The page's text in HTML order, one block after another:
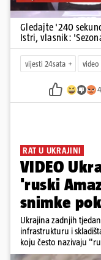
Gledajte '240
Istri, vlasnik:
vijesti 24sata video
4
RAT U UKRAJINI
VIDEO
'ruski
snimke
Ukrajina zadnjih
infrastrukturu i
koju često nazivaju
gleda samo kao na